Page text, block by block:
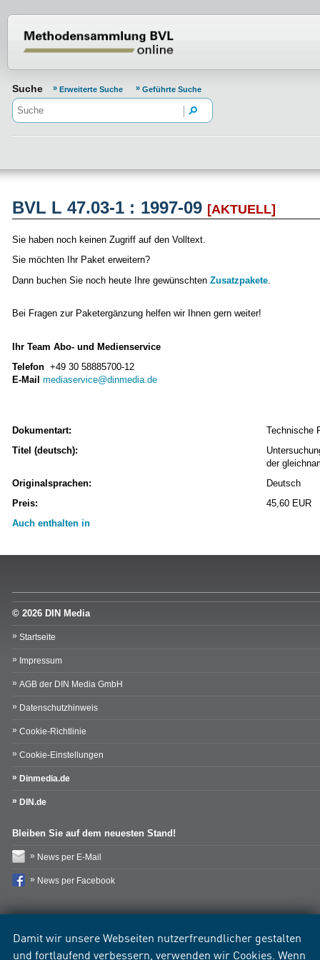
Damit wir unsere Webseiten nutzerfreundlicher gestalten
und fortlaufend verbessern, verwenden wir Cookies. Wenn
Suche Erweiterte Suche Geführte Suche
BVL L 47.03-1 : 1997-09 [AKTUELL]
Sie haben noch keinen Zugriff auf den Volltext.
Sie möchten Ihr Paket erweitern?
Dann buchen Sie noch heute Ihre gewünschten Zusatzpakete
Bei Fragen zur Paketergänzung helfen wir Ihnen gern weiter!
Ihr Team Abo- und Medienservice
Telefon +49 30 58885700-12
E-Mail mediaservice@dinmedia.de
Dokumentart:
Technische
Titel (deutsch):
der
Originalsprachen:
Deutsch
Preis:
45,60 EUR
Auch enthalten in
© 2026 DIN Media
Startseite
Impressum
AGB der DIN Media GmbH
Datenschutzhinweis
Cookie-Richtlinie
Cookie-Einstellungen
Dinmedia.de
DIN.de
Bleiben Sie auf dem neuesten Stand!
News per E-Mail
News per Facebook